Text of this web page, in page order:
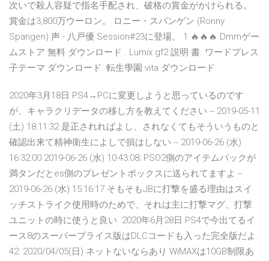
次いで殺人容疑で指名手配され、破格の賞金がかけられる。
賞金は3,800万ウーロン。 ロニー・スパンゲン (Ronny
Spangen) 声 - 八戸優 Session#23に登場。 1 🔥🔥🔥 Dmmゲー
ムストア 無料 ダウンロード . Lumix gf2 説明 書. ワードプレス
子テーマ ダウンロード. 転生學園 vita ダウンロード.
2020年3月18日 PS4→PCに変更しようと思っているのです
が、キャラクリデータの移し方を教えてください -- 2019-05-11
(土) 18:11:32 是正されればよし、されなくてもそういうものと
確認出来て精神衛生によしで損はしない -- 2019-06-26 (水)
16:32:00 2019-06-26 (水) 10:43:08; PSO2側のアイテムパックが
満タンだとes側のプレゼントボックスに送られてますよ --
2019-06-26 (水) 15:16:17 そもそもJBに打撃を盛る理由はスイ
ッチストライク使用時のためで、それは主に打撃マグ、打撃
ユニットの時に使うと良い 2020年6月28日 PS4で今出てるイ
ース8のスーパープライス版はDLCコードも入った完全版だよ.
42: 2020/04/05(日) ネットないならあり WiMAXは10GB制限あ